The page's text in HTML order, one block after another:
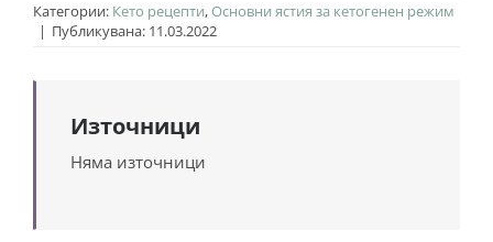
Категории: Кето рецепти,Основни ястия за кетогенен режим
| Публикувана: 11.03.2022
Източници
Няма източници